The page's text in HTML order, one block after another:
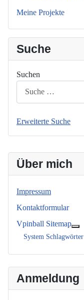
Über mich
Impressum
Kontaktformular
Vpinball Sitemap
System Schlagwörter
Meine Projekte
Suche
Suchen
Erweiterte Suche
Anmeldung